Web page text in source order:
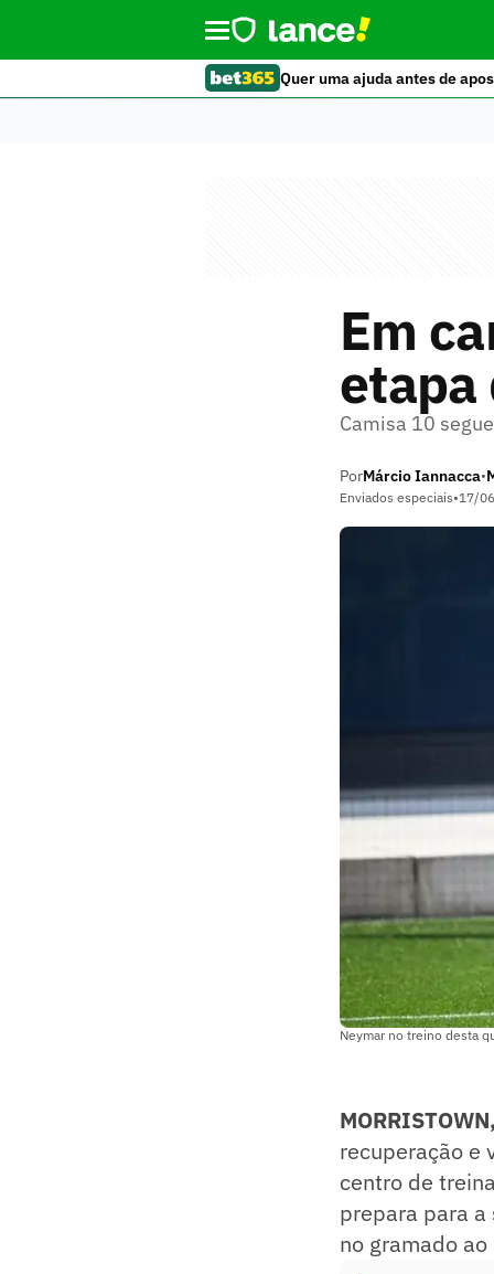
Quer uma ajuda antes de
Em
etapa
Camisa 10
PorMárcio Iannacca•
Enviados especiais•17/
Neymar no treino desta
recuperação e
centro de
prepara para a
no gramado